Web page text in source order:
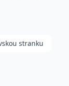
stranku